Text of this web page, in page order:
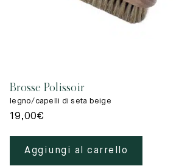
Brosse Polissoir
legno/capelli di seta beige
19,00€
Aggiungi al carrello